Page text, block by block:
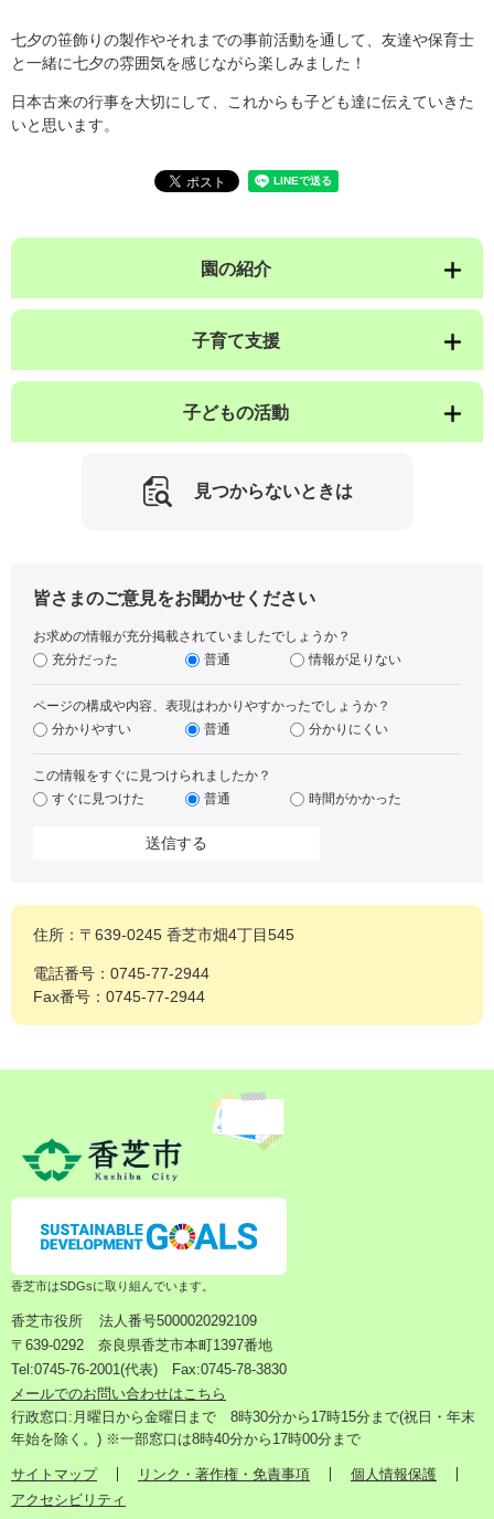
七夕の笹飾りの製作やそれまでの事前活動を通して、友達や保育士
と一緒に七夕の雰囲気を感じながら楽しみました！
日本古来の行事を大切にして、これからも子ども達に伝えていきた
いと思います。
園の紹介
子育て支援
子どもの活動
見つからないときは
皆さまのご意見をお聞かせください
お求めの情報が充分掲載されていましたでしょうか？
充分だった
普通 情報が足りない
ページの構成や内容、表現はわかりやすかったでしょうか？
分かりやすい
普通 分かりにくい
この情報をすぐに見つけられましたか？
すぐに見つけた
普通 時間がかかった
住所：〒639-0245 香芝市畑4丁目545
電話番号：0745-77-2944
Fax番号：0745-77-2944
香芝市はSDGsに取り組んでいます。
香芝市役所
法人番号5000020292109
〒639-0292 奈良県香芝市本町1397番地
Tel:0745-76-2001(代表) Fax:0745-78-3830
メールでのお問い合わせはこちら
行政窓口:月曜日から金曜日まで 8時30分から17時15分まで(祝日・年末
年始を除く。) ※一部窓口は8時40分から17時00分まで
サイトマップ リンク・著作権・免責事項
個人情報保護
アクセシビリティ